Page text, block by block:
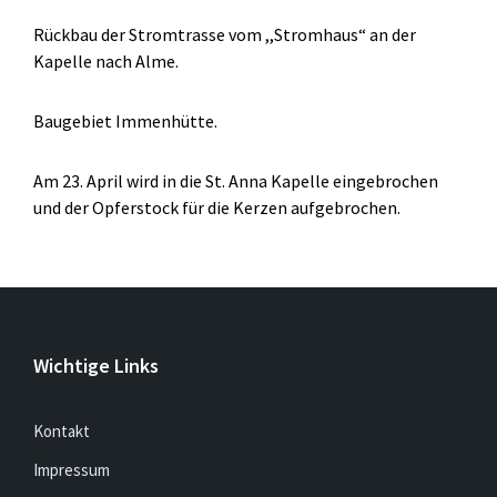
Rückbau der Stromtrasse vom ,,Stromhaus“ an der
Kapelle nach Alme.
Baugebiet Immenhütte.
Am 23. April wird in die St. Anna Kapelle eingebrochen
und der Opferstock für die Kerzen aufgebrochen.
Wichtige Links
Kontakt
Impressum